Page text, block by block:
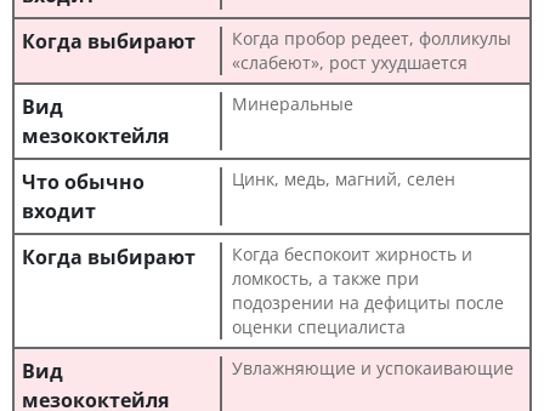
Когда пробор редеет, фолликулы
«слабеют», рост ухудшается
Минеральные
Цинк, медь, магний, селен
Когда беспокоит жирность и
ломкость, а также при
подозрении на дефициты после
оценки специалиста
Увлажняющие и успокаивающие